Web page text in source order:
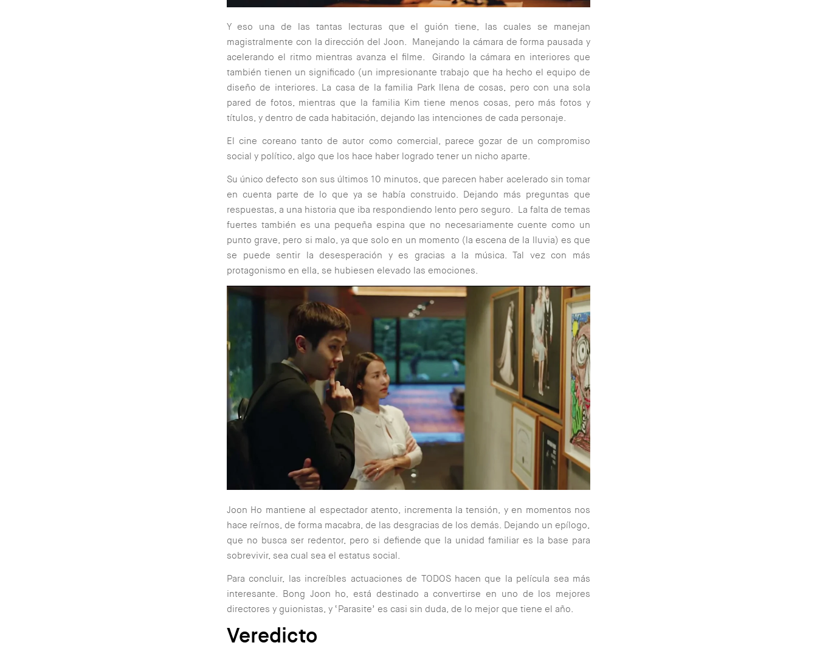
Y eso una de las tantas lecturas que el guión tiene, las cuales se manejan
magistralmente con la dirección del Joon. Manejando la cámara de forma pausada y
acelerando el ritmo mientras avanza el filme. Girando la cámara en interiores que
también tienen un significado (un impresionante trabajo que ha hecho el equipo de
diseño de interiores. La casa de la familia Park llena de cosas, pero con una sola
pared de fotos, mientras que la familia Kim tiene menos cosas, pero más fotos y
títulos, y dentro de cada habitación, dejando las intenciones de cada personaje.
El cine coreano tanto de autor como comercial, parece gozar de un compromiso
social y político, algo que los hace haber logrado tener un nicho aparte.
Su único defecto son sus últimos 10 minutos, que parecen haber acelerado sin tomar
en cuenta parte de lo que ya se había construido. Dejando más preguntas que
respuestas, a una historia que iba respondiendo lento pero seguro. La falta de temas
fuertes también es una pequeña espina que no necesariamente cuente como un
punto grave, pero si malo, ya que solo en un momento (la escena de la lluvia) es que
se puede sentir la desesperación y es gracias a la música. Tal vez con más
protagonismo en ella, se hubiesen elevado las emociones.
Joon Ho mantiene al espectador atento, incrementa la tensión, y en momentos nos
hace reírnos, de forma macabra, de las desgracias de los demás. Dejando un epílogo,
que no busca ser redentor, pero si defiende que la unidad familiar es la base para
sobrevivir, sea cual sea el estatus social.
Para concluir, las increíbles actuaciones de TODOS hacen que la película sea más
interesante. Bong Joon ho, está destinado a convertirse en uno de los mejores
directores y guionistas, y ‘Parasite’ es casi sin duda, de lo mejor que tiene el año.
Veredicto